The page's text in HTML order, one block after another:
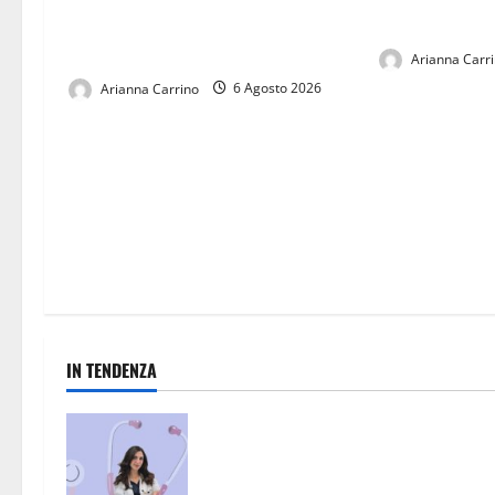
Arianna Carrino 6 Agosto 2026
Arianna
IN TENDENZA